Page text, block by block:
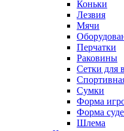
Коньки
Лезвия
Мячи
Перчатки
Раковины
Сетки для
Сумки
Форма
Форма
Шлема